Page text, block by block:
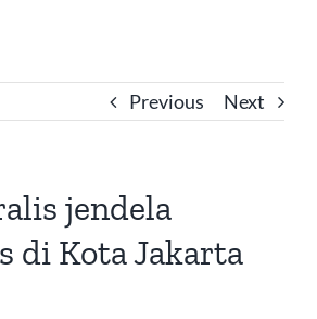
Previous Next
jendela
di Kota Jakarta